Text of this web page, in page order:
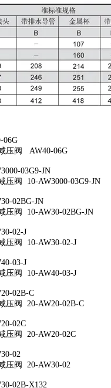
06G
压阀 AW40-06G
03G9-JN
压阀 10-AW3000-03G9-JN
02BG-JN
压阀 10-AW30-02BG-JN
02-J
压阀 10-AW30-02-J
03-J
压阀 10-AW40-03-J
02B-C
压阀 20-AW20-02B-C
02C
压阀 20-AW20-02C
02
压阀 20-AW30-02
02B-X132